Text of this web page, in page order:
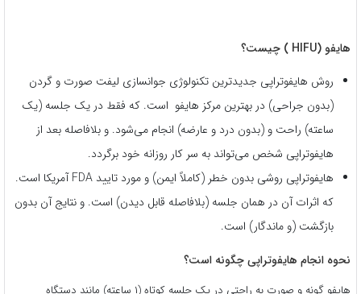
هایفو (HIFU ) چیست؟
روش هایفوتراپی جدیدترین تکنولوژی جوانسازی لیفت صورت و گردن
(بدون جراحی) در بهترین مرکز هایفو است. که فقط در یک جلسه (یک
ساعته) راحت و (بدون درد و عارضه) انجام می‌شود. و بلافاصله بعد از
هایفوتراپی شخص می‌تواند به سر کار روزانه خود برگردد.
هایفوتراپی روشی بدون خطر (کاملاً ایمن) و مورد تایید FDA آمریکا است.
که اثرات آن در همان جلسه (بلافاصله قابل دیدن) است. و نتایج آن بدون
بازگشت (و ماندگار) است.
نحوه انجام هایفوتراپی چگونه است؟
هایفو گونه
و صورت به راحتی در یک جلسه کوتاه (۱ ساعته) مانند دستگاه